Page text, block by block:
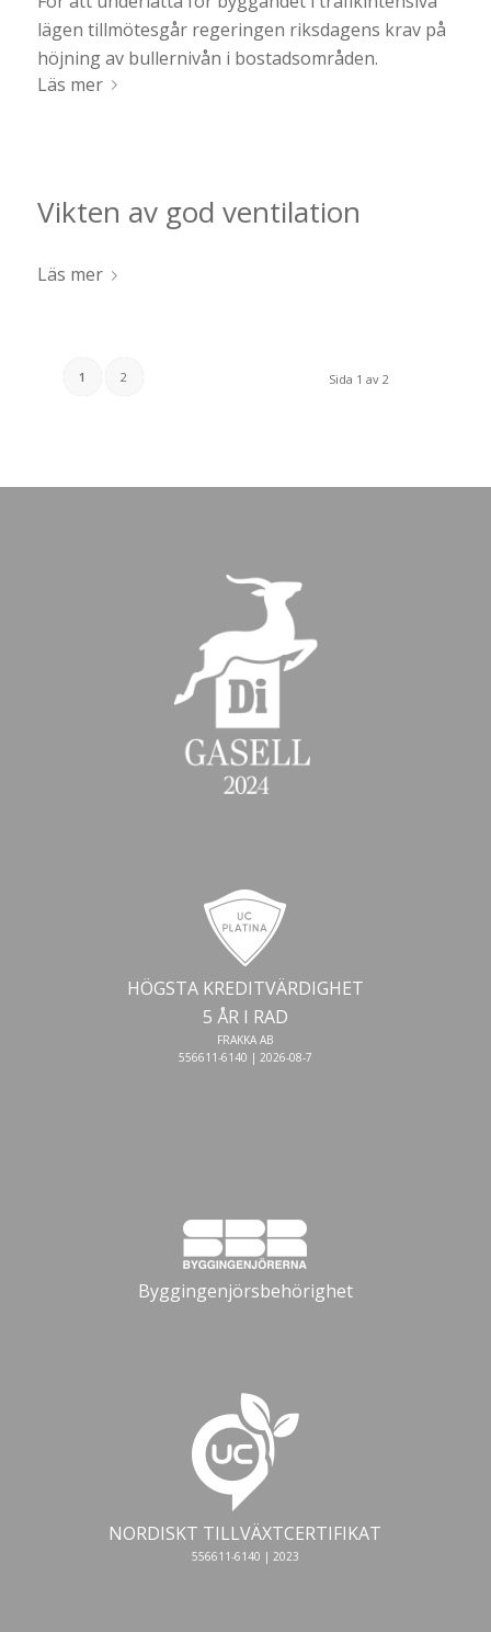
lägen tillmötesgår regeringen riksdagens krav på
höjning av bullernivån i bostadsområden.
Läs mer
Vikten av god ventilation
Läs mer
Sida 1 av 2
1 2
HÖGSTA KREDITVÄRDIGHET
5 ÅR I RAD
FRAKKA AB
556611-6140 | 2026-08-7
Byggingenjörsbehörighet
NORDISKT TILLVÄXTCERTIFIKAT
556611-6140 | 2023